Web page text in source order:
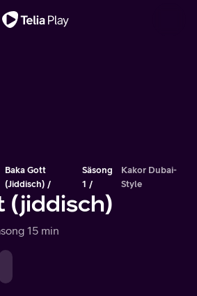
Baka Gott
(jiddisch)
Säsong
1
Kakor Dubai-
Style
(jiddisch)
15 min